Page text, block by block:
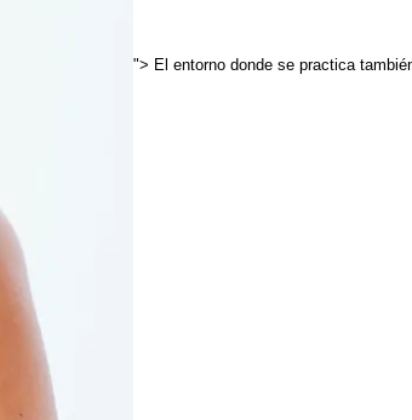
"> El entorno donde se practica